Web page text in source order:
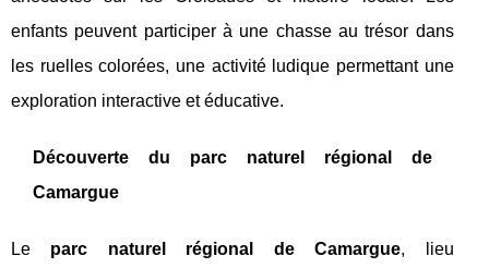
enfants peuvent participer à une chasse au trésor dans
les ruelles colorées, une activité ludique permettant une
exploration interactive et éducative.
Découverte du parc naturel régional de
Camargue
Le parc naturel régional de Camargue, lieu